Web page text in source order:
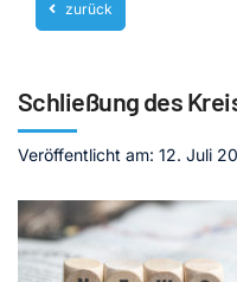
Unternehmen
Mediathek
Kontakt
zurück
Schließung des
Veröffentlicht am: 12. Juli